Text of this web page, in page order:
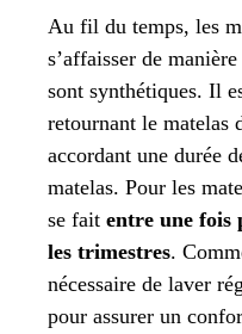
Au fil du temps, les
s’affaisser de
sont synthétiques. Il
retournant le matelas
accordant une durée
matelas. Pour les
se fait entre une fois
les trimestres.
nécessaire de laver
pour assurer un